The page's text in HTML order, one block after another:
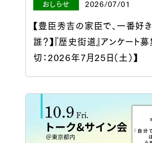
おしらせ 2026/07/01
【豊臣秀吉の家臣で、一番好
誰？】『歴史街道』アンケート
切：2026年7月25日（土）】